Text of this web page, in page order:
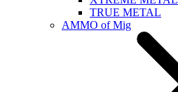
TRUE METAL
AMMO of Mig